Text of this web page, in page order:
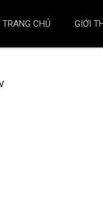
TRANG CHỦ GIỚI